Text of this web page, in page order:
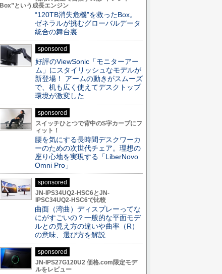
Box”という成長エンジン
“120TB消失危機”を救ったBox。
ゼネラルが挑むグローバルデータ
統合の舞台裏
sponsored
好評のViewSonic「モニターアー
ム」にスタイリッシュなモデルが
新登場！ アームの動きがスムーズ
で、机も広く使えてデスクトップ
環境が激変した
sponsored
スイッチひとつで背中のS字カーブにフ
ィット！
腰を気にする長時間デスクワーカ
ーのための次世代チェア。理想の
座り心地を実現する「LiberNovo
Omni Pro」
sponsored
JN-IPS34UQ2-HSC6とJN-
IPSC34UQ2-HSC6で比較
曲面（湾曲）ディスプレーってな
にがすごいの？一般的な平面モデ
ルとの見え方の違いや曲率（R）
の意味、選び方を解説
sponsored
JN-IPS27G120U2 価格.com限定モデ
ルをレビュー